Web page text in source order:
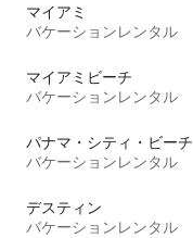
マイアミ
バケーションレンタル
マイアミビーチ
バケーションレンタル
パナマ・シティ・ビーチ
バケーションレンタル
デスティン
バケーションレンタル